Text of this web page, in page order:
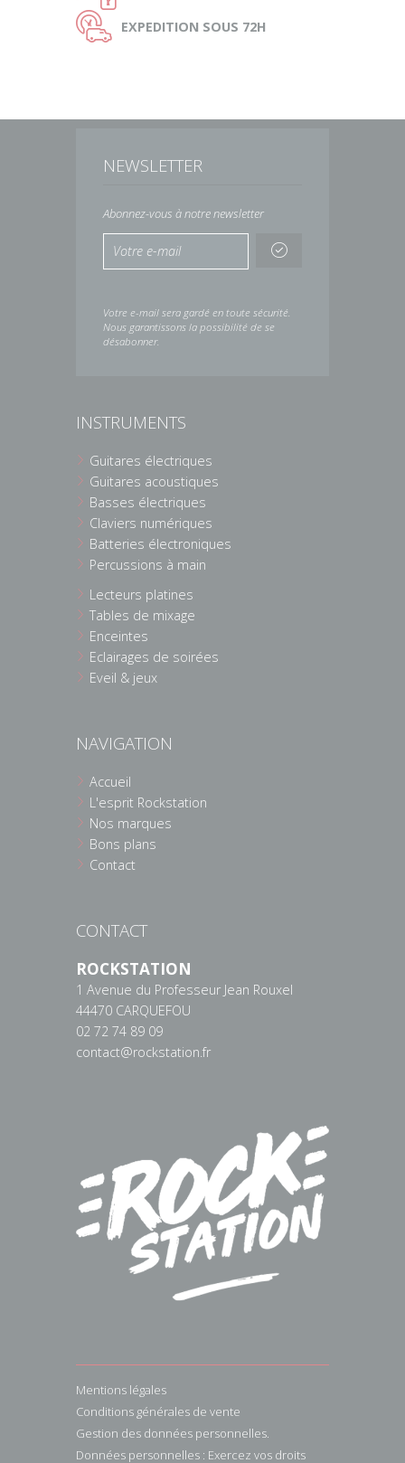
Ù EXPEDITION SOUS 72H
NEWSLETTER
Abonnez-vous à notre newsletter
Votre e-mail sera gardé en toute sécurité.
Nous garantissons la possibilité de se
désabonner.
INSTRUMENTS
Guitares électriques
Guitares acoustiques
Basses électriques
Claviers numériques
Batteries électroniques
Percussions à main
Lecteurs platines
Tables de mixage
Enceintes
Eclairages de soirées
Eveil & jeux
NAVIGATION
Accueil
L'esprit Rockstation
Nos marques
Bons plans
Contact
CONTACT
ROCKSTATION
1 Avenue du Professeur Jean Rouxel
44470 CARQUEFOU
02 72 74 89 09
contact@rockstation.fr
Mentions légales
Conditions générales de vente
Gestion des données personnelles.
Données personnelles : Exercez vos droits